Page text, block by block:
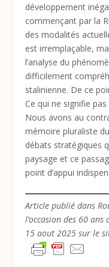
développement
commençant par la
des modalités
est irremplaçable,
l’analyse du
difficilement
stalinienne. De ce
Ce qui ne signifie
Nous avons au
mémoire pluraliste
débats stratégiques
paysage et ce
point d’appui
Article publié dans
l’occasion des 60
15 aout 2025 sur le